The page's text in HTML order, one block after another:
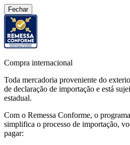
Fechar
Compra internacional
Toda mercadoria proveniente do
de declaração de importação e está
estadual.
Com o Remessa Conforme, o
simplifica o processo de importação,
pagar: